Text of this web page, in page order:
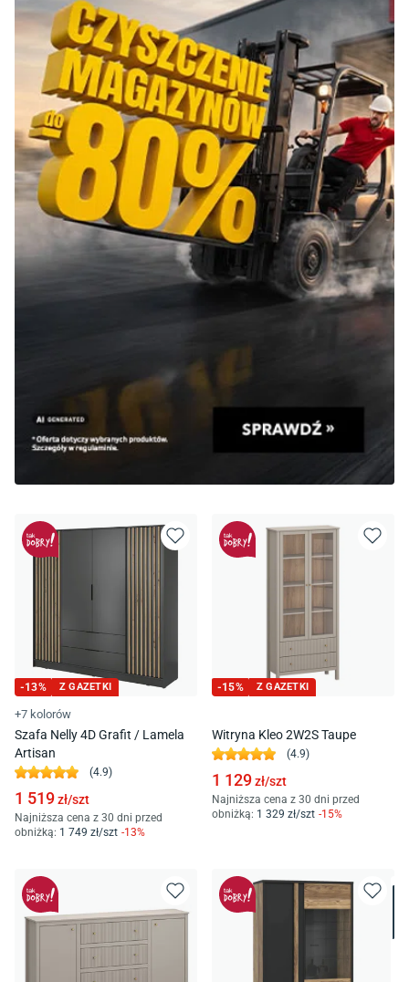
-13% Z GAZETKI
+7 kolorów
Szafa Nelly 4D Grafit / Lamela
Artisan
(4.9)
1 519zł/szt
Najniższa cena z 30 dni przed
obniżką: 1 749 zł/szt -13%
-15% Z GAZETKI
Witryna Kleo 2W2S Taupe
(4.9)
1 129zł/szt
Najniższa cena z 30 dni przed
obniżką: 1 329 zł/szt -15%